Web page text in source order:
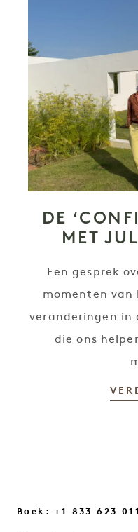
DE
MET
Een gesprek
momenten van
veranderingen in
die ons
Boek: +1 833 623